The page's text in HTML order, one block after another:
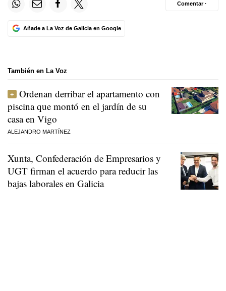
Añade a La Voz de Galicia en Google
Comentar ·
También en La Voz
Ordenan derribar el apartamento con
piscina que montó en el jardín de su
casa en Vigo
ALEJANDRO MARTÍNEZ
Xunta, Confederación de Empresarios y
UGT firman el acuerdo para reducir las
bajas laborales en Galicia